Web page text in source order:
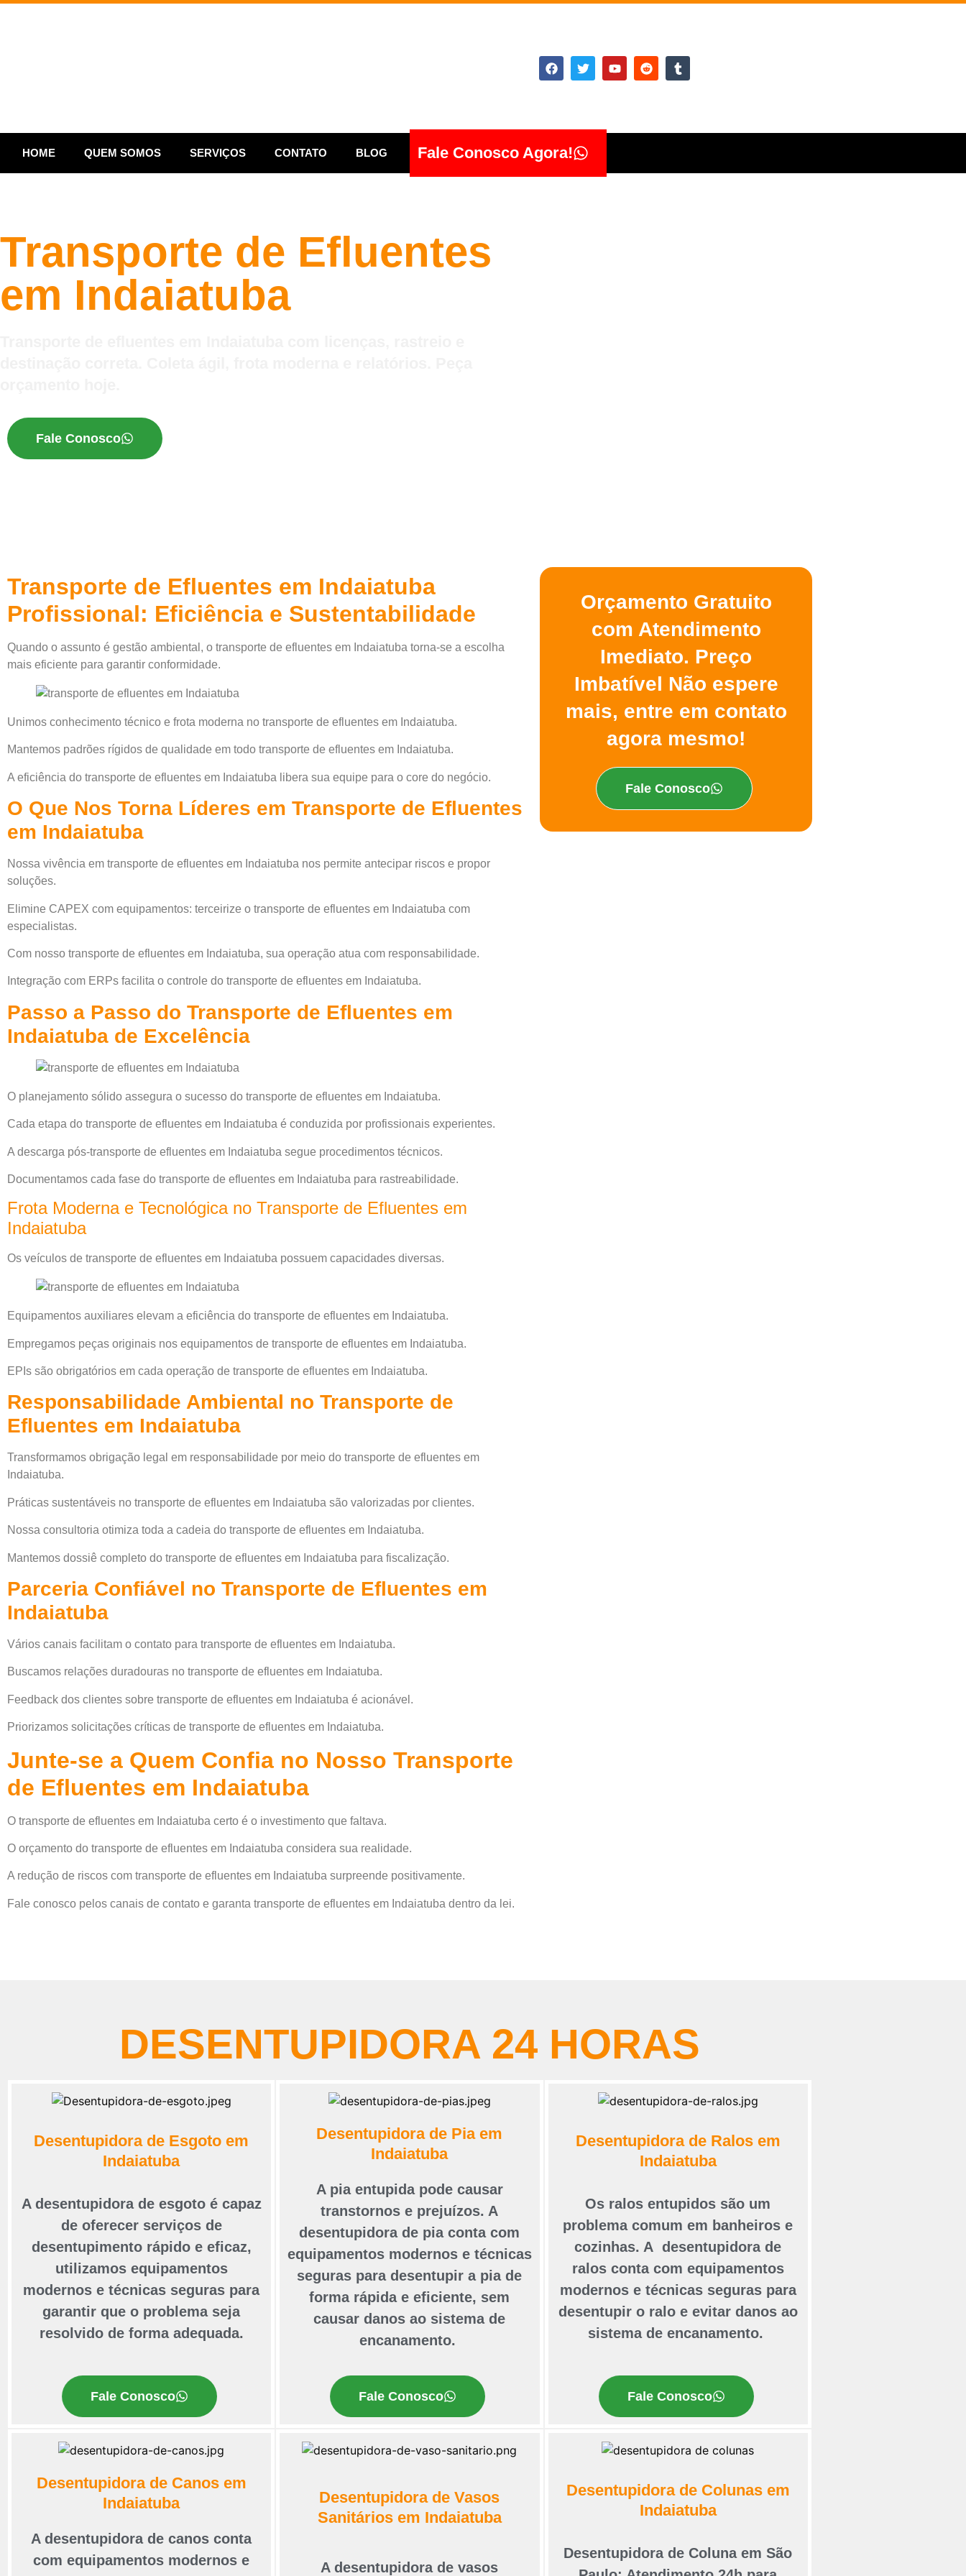
HOME QUEM SOMOS SERVIÇOS CONTATO BLOG Fale Conosco Agora!
Transporte de Efluentes
em Indaiatuba
Fale Conosco
Transporte de Efluentes em Indaiatuba
Profissional: Eficiência e Sustentabilidade
Quando o assunto é gestão ambiental, o transporte de efluentes em Indaiatuba torna-se a escolha
mais eficiente para garantir conformidade.
Unimos conhecimento técnico e frota moderna no transporte de efluentes em Indaiatuba.
Mantemos padrões rígidos de qualidade em todo transporte de efluentes em Indaiatuba.
A eficiência do transporte de efluentes em Indaiatuba libera sua equipe para o core do negócio.
O Que Nos Torna Líderes em Transporte de Efluentes
em Indaiatuba
Nossa vivência em transporte de efluentes em Indaiatuba nos permite antecipar riscos e propor
soluções.
Elimine CAPEX com equipamentos: terceirize o transporte de efluentes em Indaiatuba com
especialistas.
Com nosso transporte de efluentes em Indaiatuba, sua operação atua com responsabilidade.
Integração com ERPs facilita o controle do transporte de efluentes em Indaiatuba.
Passo a Passo do Transporte de Efluentes em
Indaiatuba de Excelência
O planejamento sólido assegura o sucesso do transporte de efluentes em Indaiatuba.
Cada etapa do transporte de efluentes em Indaiatuba é conduzida por profissionais experientes.
A descarga pós-transporte de efluentes em Indaiatuba segue procedimentos técnicos.
Documentamos cada fase do transporte de efluentes em Indaiatuba para rastreabilidade.
Frota Moderna e Tecnológica no Transporte de Efluentes em
Indaiatuba
Os veículos de transporte de efluentes em Indaiatuba possuem capacidades diversas.
Equipamentos auxiliares elevam a eficiência do transporte de efluentes em Indaiatuba.
Empregamos peças originais nos equipamentos de transporte de efluentes em Indaiatuba.
EPIs são obrigatórios em cada operação de transporte de efluentes em Indaiatuba.
Responsabilidade Ambiental no Transporte de
Efluentes em Indaiatuba
Transformamos obrigação legal em responsabilidade por meio do transporte de efluentes em
Indaiatuba.
Práticas sustentáveis no transporte de efluentes em Indaiatuba são valorizadas por clientes.
Nossa consultoria otimiza toda a cadeia do transporte de efluentes em Indaiatuba.
Mantemos dossiê completo do transporte de efluentes em Indaiatuba para fiscalização.
Parceria Confiável no Transporte de Efluentes em
Indaiatuba
Vários canais facilitam o contato para transporte de efluentes em Indaiatuba.
Buscamos relações duradouras no transporte de efluentes em Indaiatuba.
Feedback dos clientes sobre transporte de efluentes em Indaiatuba é acionável.
Priorizamos solicitações críticas de transporte de efluentes em Indaiatuba.
Junte-se a Quem Confia no Nosso Transporte
de Efluentes em Indaiatuba
O transporte de efluentes em Indaiatuba certo é o investimento que faltava.
O orçamento do transporte de efluentes em Indaiatuba considera sua realidade.
A redução de riscos com transporte de efluentes em Indaiatuba surpreende positivamente.
Fale conosco pelos canais de contato e garanta transporte de efluentes em Indaiatuba dentro da lei.
Orçamento Gratuito
com Atendimento
Imediato. Preço
Imbatível Não espere
mais, entre em contato
agora mesmo!
Fale Conosco
DESENTUPIDORA 24 HORAS
Desentupidora de Esgoto em
Indaiatuba
A desentupidora de esgoto é capaz
de oferecer serviços de
desentupimento rápido e eficaz,
utilizamos equipamentos
modernos e técnicas seguras para
garantir que o problema seja
resolvido de forma adequada.
Fale Conosco
Desentupidora de Pia em
Indaiatuba
A pia entupida pode causar
transtornos e prejuízos. A
desentupidora de pia conta com
equipamentos modernos e técnicas
seguras para desentupir a pia de
forma rápida e eficiente, sem
causar danos ao sistema de
encanamento.
Fale Conosco
Desentupidora de Ralos em
Indaiatuba
Os ralos entupidos são um
problema comum em banheiros e
cozinhas. A desentupidora de
ralos conta com equipamentos
modernos e técnicas seguras para
desentupir o ralo e evitar danos ao
sistema de encanamento.
Fale Conosco
Desentupidora de Canos em
Indaiatuba
A desentupidora de canos conta
com equipamentos modernos e
Desentupidora de Vasos
Sanitários em Indaiatuba
A desentupidora de vasos
Desentupidora de Colunas em
Indaiatuba
Desentupidora de Coluna em São